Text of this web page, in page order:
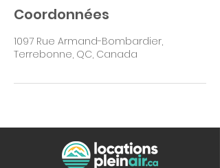
Coordonnées
1097 Rue Armand-Bombardier,
Terrebonne, QC, Canada